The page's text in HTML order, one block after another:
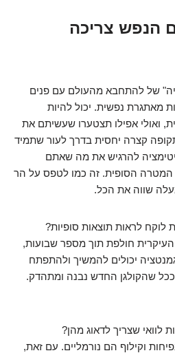
הנפש צריכה
של להתחבא מהעולם עם פנים
מאתגרת נפשית. יכול להיות
ואולי אפילו תצטערו שעשיתם את
קצרה יחסית בדרך לעור שתמיד
להרגיש את מה שאתם
הסופית. זה כמו לטפס על הר
שווה את הכל.
לוקח לראות תוצאות סופיות?
חולפת תוך מספר שבועות,
יכולים להמשיך ולהתפתח
יותר, ככל שהקולגן החדש נבנה ומתהדק.
לוואי שצריך לדאוג מהן?
וקילוף הם נורמליים. עם זאת,